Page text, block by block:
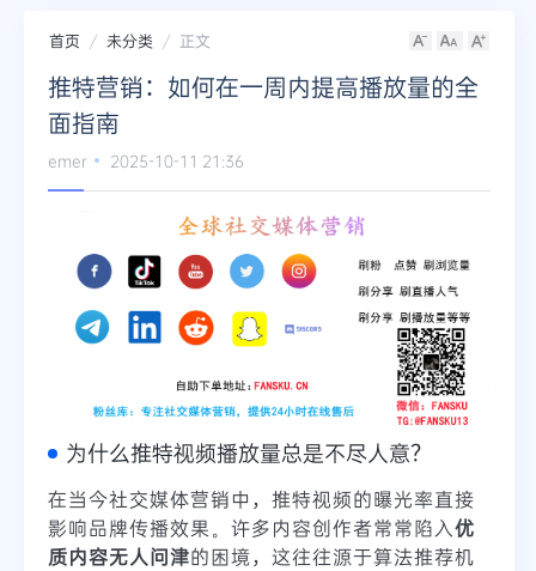
首页 未分类 正文
推特营销：如何在一周内提高播放量的全
面指南
emer 2025-10-11 21:36
为什么推特视频播放量总是不尽人意？
在当今社交媒体营销中，推特视频的曝光率直接
影响品牌传播效果。许多内容创作者常常陷入优
质内容无人问津的困境，这往往源于算法推荐机